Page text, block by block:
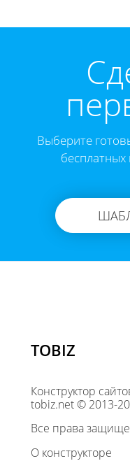
Выберите
TOBIZ
Конструктор
tobiz.net © 2013-
Все права
О конструкторе